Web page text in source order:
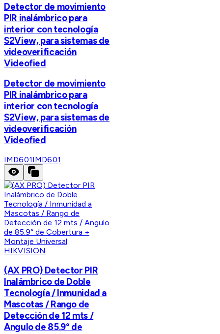
Detector de movimiento
PIR inalámbrico para
interior con tecnología
S2View, para sistemas de
videoverificación
Videofied
Detector de movimiento
PIR inalámbrico para
interior con tecnología
S2View, para sistemas de
videoverificación
Videofied
IMD601IMD601
HIKVISION
(AX PRO) Detector PIR
Inalámbrico de Doble
Tecnología / Inmunidad a
Mascotas / Rango de
Detección de 12 mts /
Angulo de 85.9° de